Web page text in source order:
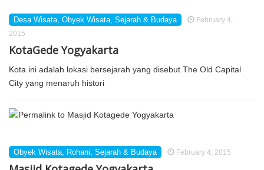
Desa Wisata, Obyek Wisata, Sejarah & Budaya
February 4,
2015
KotaGede Yogyakarta
Kota ini adalah lokasi bersejarah yang disebut The Old Capital
City yang menaruh histori
Obyek Wisata, Rohani, Sejarah & Budaya February 4, 2015